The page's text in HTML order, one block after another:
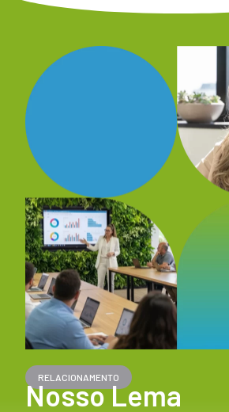
RELACIONAMENTO
Nosso Lema